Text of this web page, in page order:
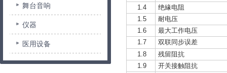
舞台音响
仪器
医用设备
1.4
绝緣电阻
1.5
耐电压
1.6
最大工作电压
1.7
双联同步误差
1.8
残留阻抗
1.9
开关接触阻抗